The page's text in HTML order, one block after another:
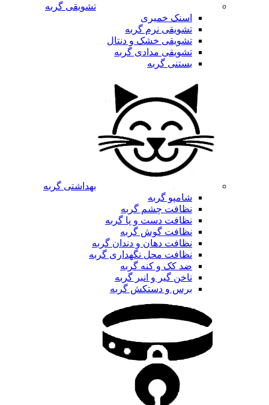
تشویقی گربه
اسنک خمیری
تشویقی نرم گربه
تشویقی خشک و دنتال
تشویقی مدادی گربه
بستنی گربه
بهداشتی گربه
شامپو گربه
نظافت چشم گربه
نظافت دست و پا گربه
نظافت گوش گربه
نظافت دهان و دندان گربه
نظافت محل نگهداری گربه
ضد کک و کنه گربه
ناخن گیر و انبر گربه
برس و دستکش گربه